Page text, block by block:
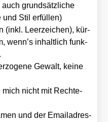
grund­sätz­li­che
und Stil erfül­len)
(inkl. Leer­zei­chen), kür­
wenn’s inhalt­lich funk­
Gewalt, kei­ne
mich nicht mit Rech­te­
und der Email­adres­